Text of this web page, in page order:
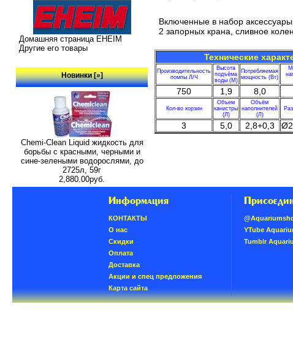
Домашняя страница EHEIM
Другие его товары
Новинки [»]
Chemi-Clean Liquid жидкость для
борьбы с красными, черными и
сине-зелеными водорослями, до
2725л, 59г
2,880.00руб.
Включенные в набор
2 запорных крана, сливное
Технические
Производительность
помпы Л/Ч
Высота
подъёма
воды (М)
Потребляемая
мощность (Вт)
750 1,9 8,0
Кол-во корзин
Объем
канистры
(Л)
Объём
наполнителей
(Л)
3 5,0 2,8+0,3
Информация
КОНТАКТЫ
О нас
Скидки
Oплатa
Доставка
Акции и спец предложения
Карта сайта
YTube
Tumblr